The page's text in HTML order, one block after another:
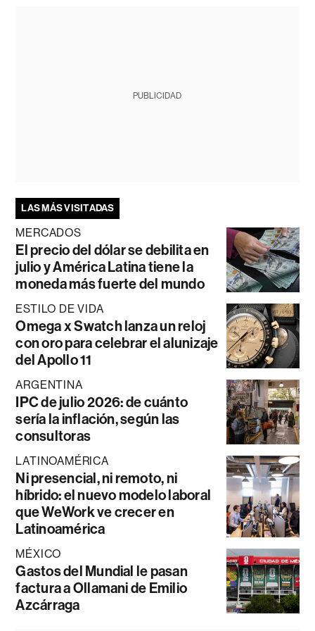
PUBLICIDAD
LAS MÁS VISITADAS
MERCADOS
El precio del dólar se debilita en
julio y América Latina tiene la
moneda más fuerte del mundo
ESTILO DE VIDA
Omega x Swatch lanza un reloj
con oro para celebrar el alunizaje
del Apollo 11
ARGENTINA
IPC de julio 2026: de cuánto
sería la inflación, según las
consultoras
LATINOAMÉRICA
Ni presencial, ni remoto, ni
híbrido: el nuevo modelo laboral
que WeWork ve crecer en
Latinoamérica
MÉXICO
Gastos del Mundial le pasan
factura a Ollamani de Emilio
Azcárraga